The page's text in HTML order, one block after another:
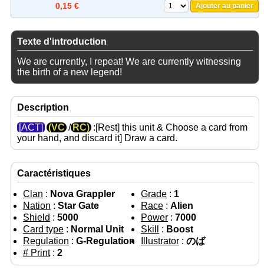
0,15 € Ajouter au panier
Texte d'introduction
We are currently, I repeat! We are currently witnessing
the birth of a new legend!
Description
[ACT]
(VC / RC) :[Rest] this unit & Choose a card from
your hand, and discard it] Draw a card.
Caractéristiques
Clan : Nova Grappler Grade : 1
Nation : Star Gate Race : Alien
Shield : 5000 Power : 7000
Card type : Normal Unit Skill : Boost
Regulation : G-Regulation Illustrator : のば
# Print: 2